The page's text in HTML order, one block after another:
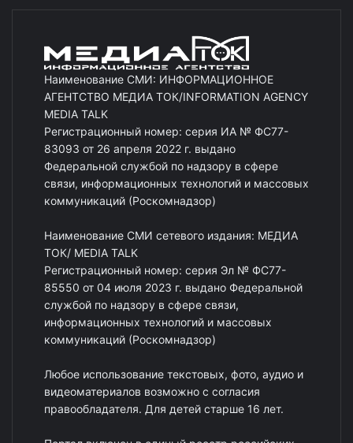
Наименование СМИ: ИНФОРМАЦИОННОЕ
АГЕНТСТВО МЕДИА ТОК/INFORMATION AGENCY
MEDIA TALK
Регистрационный номер: серия ИА № ФС77-
83093 от 26 апреля 2022 г. выдано
Федеральной службой по надзору в сфере
связи, информационных технологий и массовых
коммуникаций (Роскомнадзор)
Наименование СМИ сетевого издания: МЕДИА
ТОК/ MEDIA TALK
Регистрационный номер: серия Эл № ФС77-
85550 от 04 июля 2023 г. выдано Федеральной
службой по надзору в сфере связи,
информационных технологий и массовых
коммуникаций (Роскомнадзор)
Любое использование текстовых, фото, аудио и
видеоматериалов возможно с согласия
правообладателя. Для детей старше 16 лет.